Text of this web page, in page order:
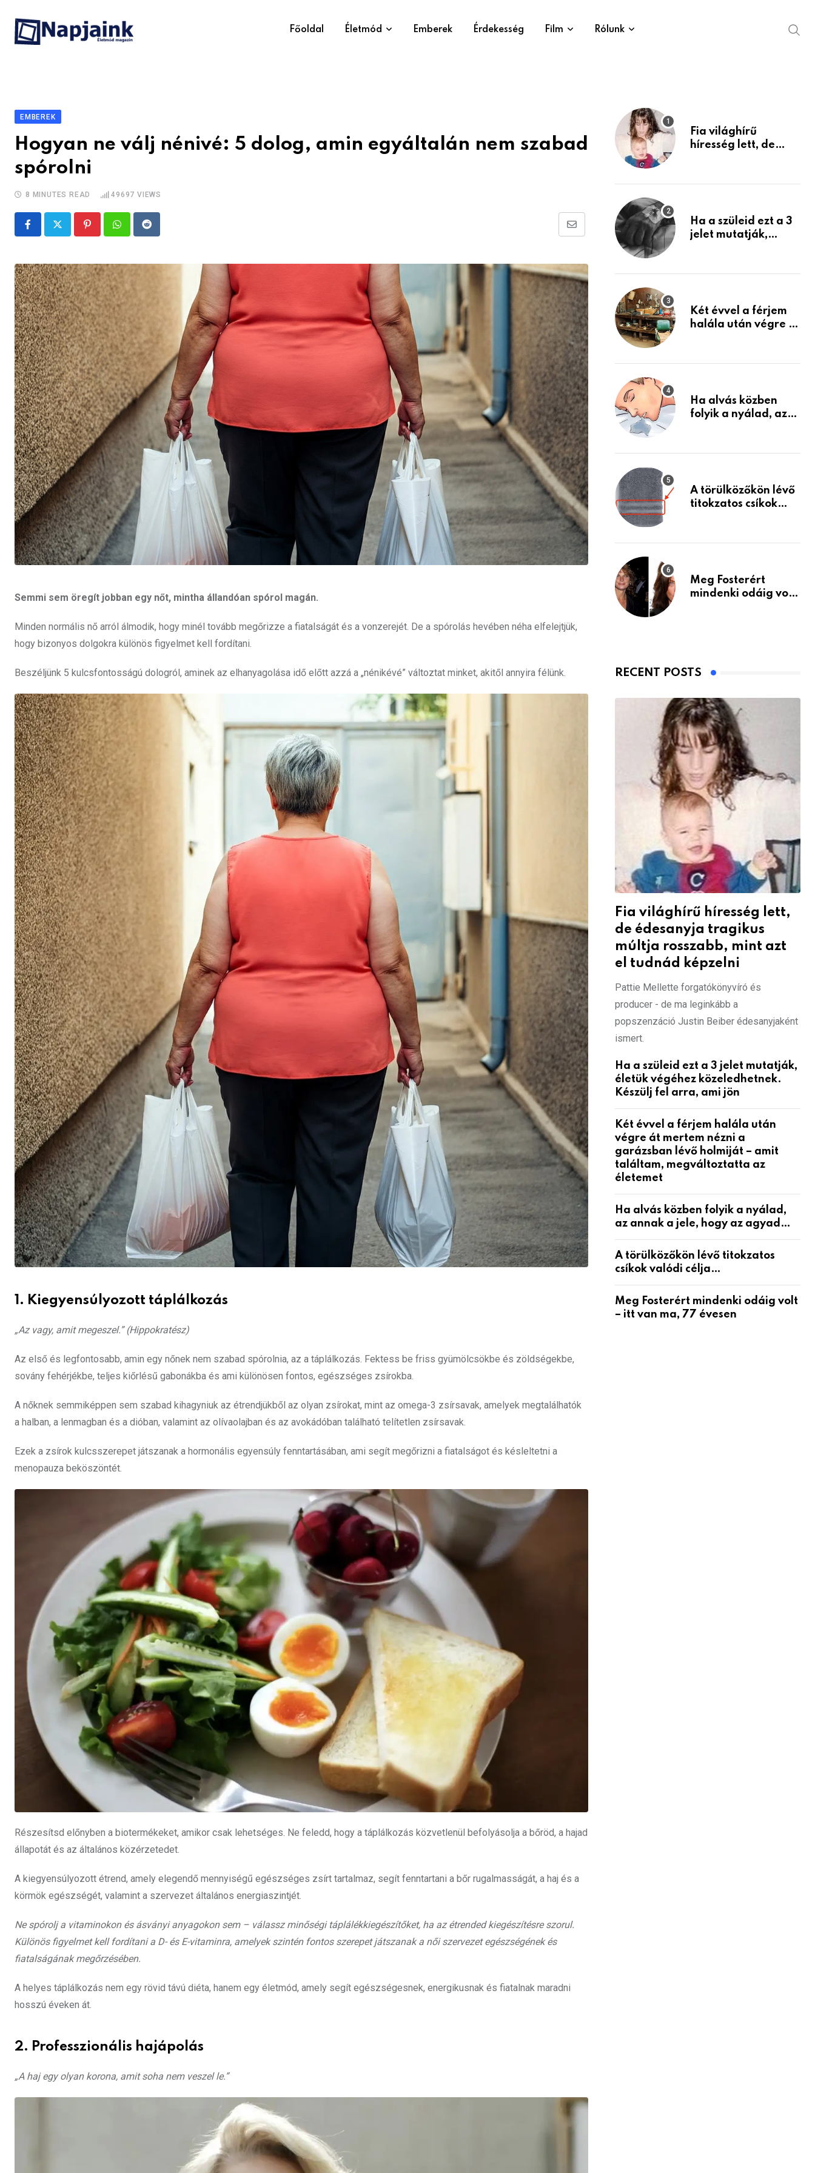
content
Főoldal Életmód Emberek Érdekesség Film Rólunk
EMBEREK
Hogyan ne válj nénivé: 5 dolog, amin egyáltalán nem szabad
spórolni
8 MINUTES READ 49697 VIEWS
PinterestWhatsappReddit
Share
Email
Semmi sem öregít jobban egy nőt, mintha állandóan spórol magán.
Minden normális nő arról álmodik, hogy minél tovább megőrizze a fiatalságát és a vonzerejét. De a spórolás hevében néha elfelejtjük,
hogy bizonyos dolgokra különös figyelmet kell fordítani.
Beszéljünk 5 kulcsfontosságú dologról, aminek az elhanyagolása idő előtt azzá a „nénikévé” változtat minket, akitől annyira félünk.
1. Kiegyensúlyozott táplálkozás
„Az vagy, amit megeszel.” (Hippokratész)
Az első és legfontosabb, amin egy nőnek nem szabad spórolnia, az a táplálkozás. Fektess be friss gyümölcsökbe és zöldségekbe,
sovány fehérjékbe, teljes kiőrlésű gabonákba és ami különösen fontos, egészséges zsírokba.
A nőknek semmiképpen sem szabad kihagyniuk az étrendjükből az olyan zsírokat, mint az omega-3 zsírsavak, amelyek megtalálhatók
a halban, a lenmagban és a dióban, valamint az olívaolajban és az avokádóban található telítetlen zsírsavak.
Ezek a zsírok kulcsszerepet játszanak a hormonális egyensúly fenntartásában, ami segít megőrizni a fiatalságot és késleltetni a
menopauza beköszöntét.
Részesítsd előnyben a biotermékeket, amikor csak lehetséges. Ne feledd, hogy a táplálkozás közvetlenül befolyásolja a bőröd, a hajad
állapotát és az általános közérzetedet.
A kiegyensúlyozott étrend, amely elegendő mennyiségű egészséges zsírt tartalmaz, segít fenntartani a bőr rugalmasságát, a haj és a
körmök egészségét, valamint a szervezet általános energiaszintjét.
Ne spórolj a vitaminokon és ásványi anyagokon sem – válassz minőségi táplálékkiegészítőket, ha az étrended kiegészítésre szorul.
Különös figyelmet kell fordítani a D- és E-vitaminra, amelyek szintén fontos szerepet játszanak a női szervezet egészségének és
fiatalságának megőrzésében.
A helyes táplálkozás nem egy rövid távú diéta, hanem egy életmód, amely segít egészségesnek, energikusnak és fiatalnak maradni
hosszú éveken át.
2. Professzionális hajápolás
„A haj egy olyan korona, amit soha nem veszel le.”
Fia világhírű
híresség lett, de
mint azt el tudnád
Ha a szüleid ezt a 3
jelet mutatják,
Készülj fel arra, ami
Két évvel a férjem
halála után végre át
holmiját – amit
életemet
Ha alvás közben
folyik a nyálad, az
A törülközőkön lévő
titokzatos csíkok
Meg Fosterért
mindenki odáig volt
RECENT POSTS
Fia világhírű híresség lett,
de édesanyja tragikus
múltja rosszabb, mint azt
el tudnád képzelni
Pattie Mellette forgatókönyvíró és
producer - de ma leginkább a
popszenzáció Justin Beiber édesanyjaként
ismert.
Ha a szüleid ezt a 3 jelet mutatják,
életük végéhez közeledhetnek.
Készülj fel arra, ami jön
Két évvel a férjem halála után
végre át mertem nézni a
garázsban lévő holmiját – amit
találtam, megváltoztatta az
életemet
Ha alvás közben folyik a nyálad,
az annak a jele, hogy az agyad…
A törülközőkön lévő titokzatos
csíkok valódi célja…
Meg Fosterért mindenki odáig volt
– itt van ma, 77 évesen